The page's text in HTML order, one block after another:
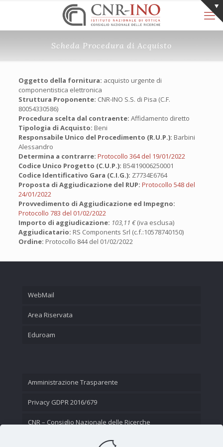
Scheda Procedura di Acquisto
Oggetto della fornitura: acquisto urgente di
componentistica elettronica
Struttura Proponente: CNR-INO S.S. di Pisa (C.F.
80054330586)
Procedura scelta dal contraente: Affidamento diretto
Tipologia di Acquisto: Beni
Responsabile Unico del Procedimento (R.U.P.): Barbini
Alessandro
Determina a contrarre: Protocollo 364 del 19/01/2022
Codice Unico Progetto (C.U.P.): B54I19006250001
Codice Identificativo Gara (C.I.G.): Z7734E6764
Proposta di Aggiudicazione del RUP: Protocollo 548 del
24/01/2022
Provvedimento di Aggiudicazione ed Impegno:
Protocollo 783 del 01/02/2022
Importo di aggiudicazione: 103,11 €(iva esclusa)
Aggiudicatario: RS Components Srl (c.f.:10578740150)
Ordine: Protocollo 844 del 01/02/2022
WebMail
Area Riservata
Eduroam
Amministrazione Trasparente
Privacy GDPR 2016/679
CNR – Consiglio Nazionale delle Ricerche